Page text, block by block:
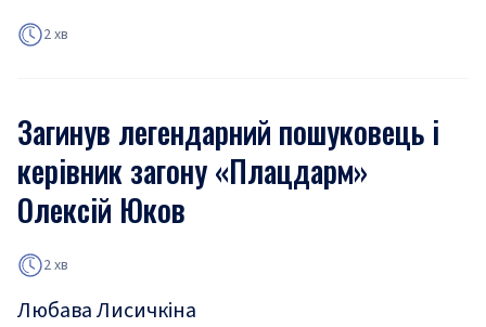
2 хв
Загинув легендарний пошуковець і
керівник загону «Плацдарм»
Олексій Юков
2 хв
Любава Лисичкіна